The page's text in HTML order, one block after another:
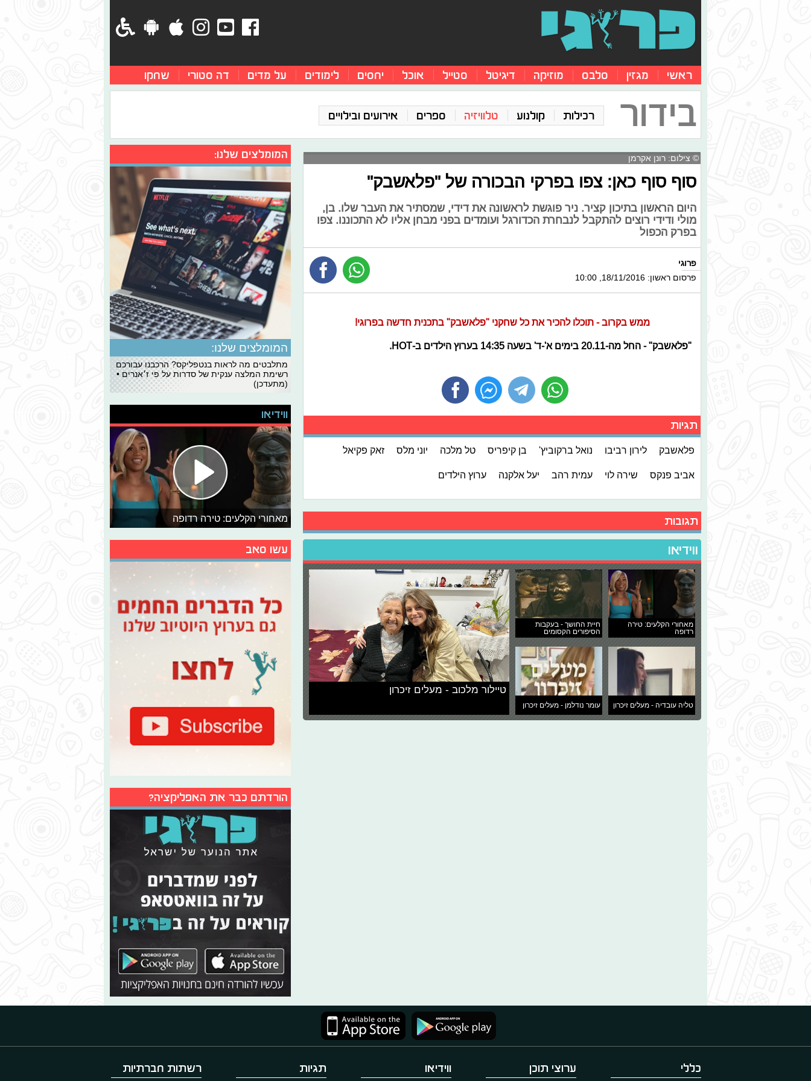
ראשי מגזין סלבס מוזיקה דיגיטל סטייל אוכל יחסים לימודים על מדים דה סטורי שחקו
בידור רכילות קולנוע טלוויזיה ספרים אירועים ובילויים
© צילום: רונן אקרמן
סוף סוף כאן: צפו בפרקי הבכורה של "פלאשבק"
היום הראשון בתיכון קציר. ניר פוגשת לראשונה את דידי, שמסתיר את העבר שלו. בן,
מולי ודידי רוצים להתקבל לנבחרת הכדורגל ועומדים בפני מבחן אליו לא התכוננו. צפו
בפרק הכפול
פרוגי
פרסום ראשון: 18/11/2016, 10:00
ממש בקרוב - תוכלו להכיר את כל שחקני "פלאשבק" בתכנית חדשה בפרוגי!
"פלאשבק" - החל מה-20.11 בימים א'-ד' בשעה 14:35 בערוץ הילדים ב-HOT.
תגיות
פלאשבק לירון רביבו נואל ברקוביץ' בן קיפריס טל מלכה יוני מלס זאק פקיאל
אביב פנקס שירה לוי עמית רהב יעל אלקנה ערוץ הילדים
תגובות
ווידיאו
מאחורי הקלעים: טירה
רדופה
חיית החושך - בעקבות
הסיפורים הקסומים
טליה עובדיה - מעלים זיכרון עומר נודלמן - מעלים זיכרון
טיילור מלכוב - מעלים זיכרון
המומלצים שלנו:
המומלצים שלנו:
מתלבטים מה לראות בנטפליקס? הרכבנו עבורכם
רשימת המלצה ענקית של סדרות על פי ז׳אנרים •
(מתעדכן)
ווידיאו
מאחורי הקלעים: טירה רדופה
עשו סאב
הורדתם כבר את האפליקציה?
כללי ערוצי תוכן ווידיאו תגיות רשתות חברתיות